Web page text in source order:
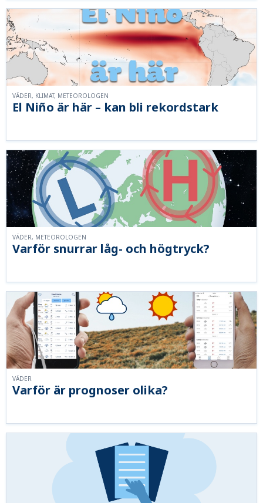
El Niño är här – kan bli rekordstark
VÄDER, KLIMAT, METEOROLOGEN
Varför snurrar låg- och högtryck?
VÄDER, METEOROLOGEN
Varför är prognoser olika?
VÄDER